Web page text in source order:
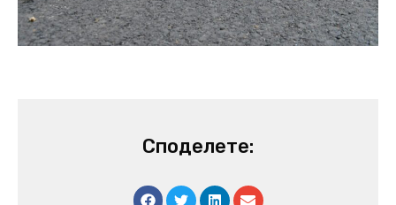
Споделете: